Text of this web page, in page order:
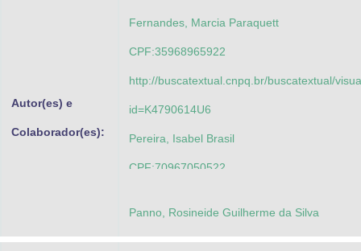
Autor(es) e
Colaborador(es):
Fernandes, Marcia Paraquett
CPF:35968965922
http://buscatextual.cnpq.br/buscatextual/
id=K4790614U6
Pereira, Isabel Brasil
CPF:70967050522
Panno, Rosineide Guilherme da Silva